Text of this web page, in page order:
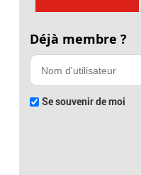
Déjà membre ?
Se souvenir de moi